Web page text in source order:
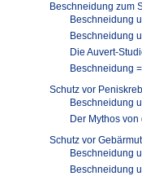
Beschneidung zum
Beschneidung
Beschneidung
Die Auvert-
Beschneidung
Schutz vor
Beschneidung
Der Mythos
Schutz vor
Beschneidung
Beschneidung